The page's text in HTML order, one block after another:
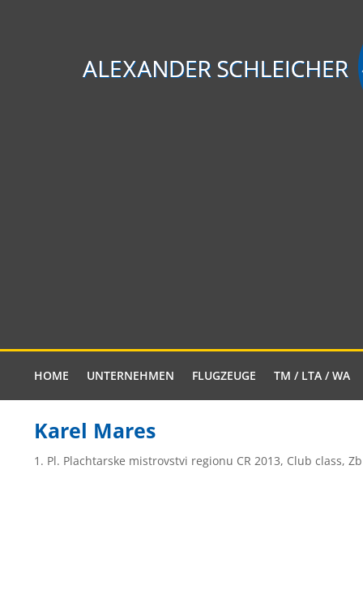
HOME UNTERNEHMEN FLUGZEUGE TM / LTA / WA
Karel Mares
1. Pl. Plachtarske mistrovstvi regionu CR 2013, Club class,